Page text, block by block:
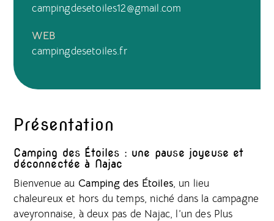
Présentation
Camping des Étoiles : une pause joyeuse et
déconnectée à Najac
Bienvenue au Camping des Étoiles, un lieu
chaleureux et hors du temps, niché dans la campagne
aveyronnaise, à deux pas de Najac, l’un des Plus
campingdesetoiles12@gmail.com
WEB
campingdesetoiles.fr